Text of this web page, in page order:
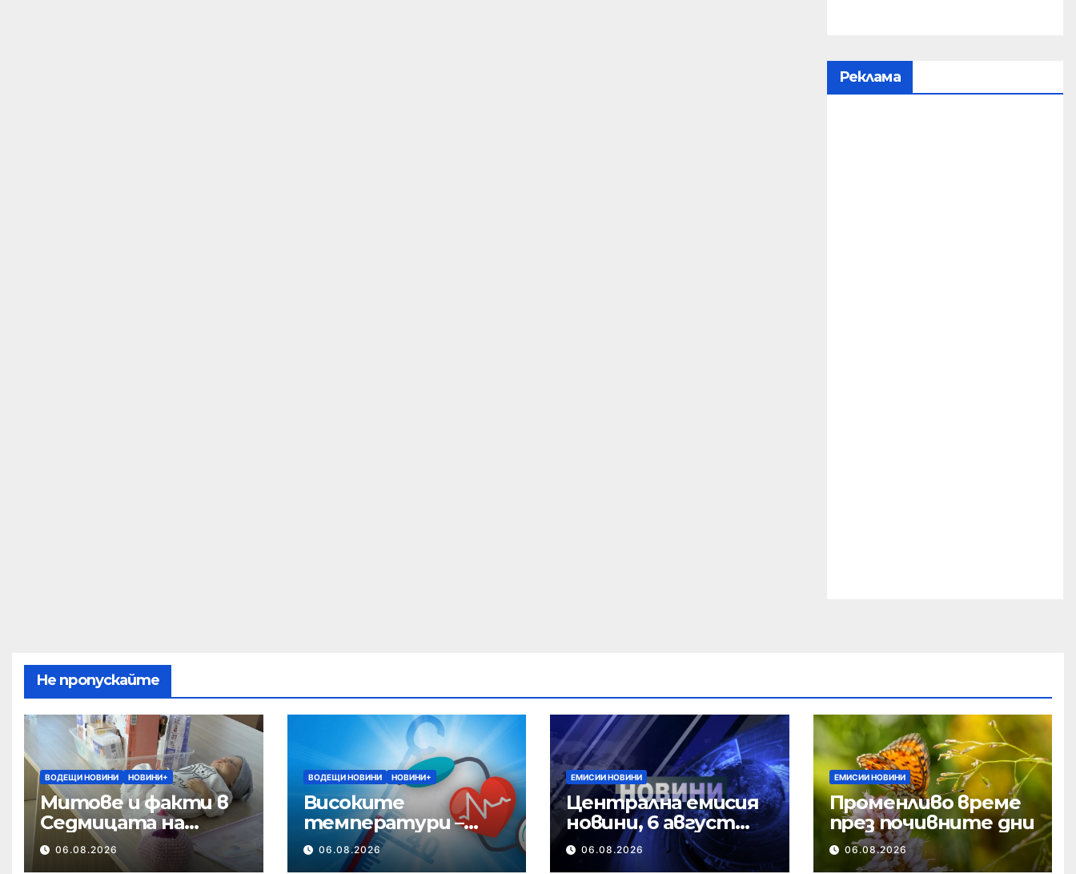
Реклама
Не пропускайте
ВОДЕЩИ НОВИНИ НОВИНИ+
Митове и факти в
Седмицата на
кърменето
06.08.2026
ВОДЕЩИ НОВИНИ НОВИНИ+
Високите
температури –
опасни за сърцето
06.08.2026
ЕМИСИИ НОВИНИ
Централна емисия
новини, 6 август
2026 г.
06.08.2026
ЕМИСИИ НОВИНИ
Променливо време
през почивните дни
06.08.2026